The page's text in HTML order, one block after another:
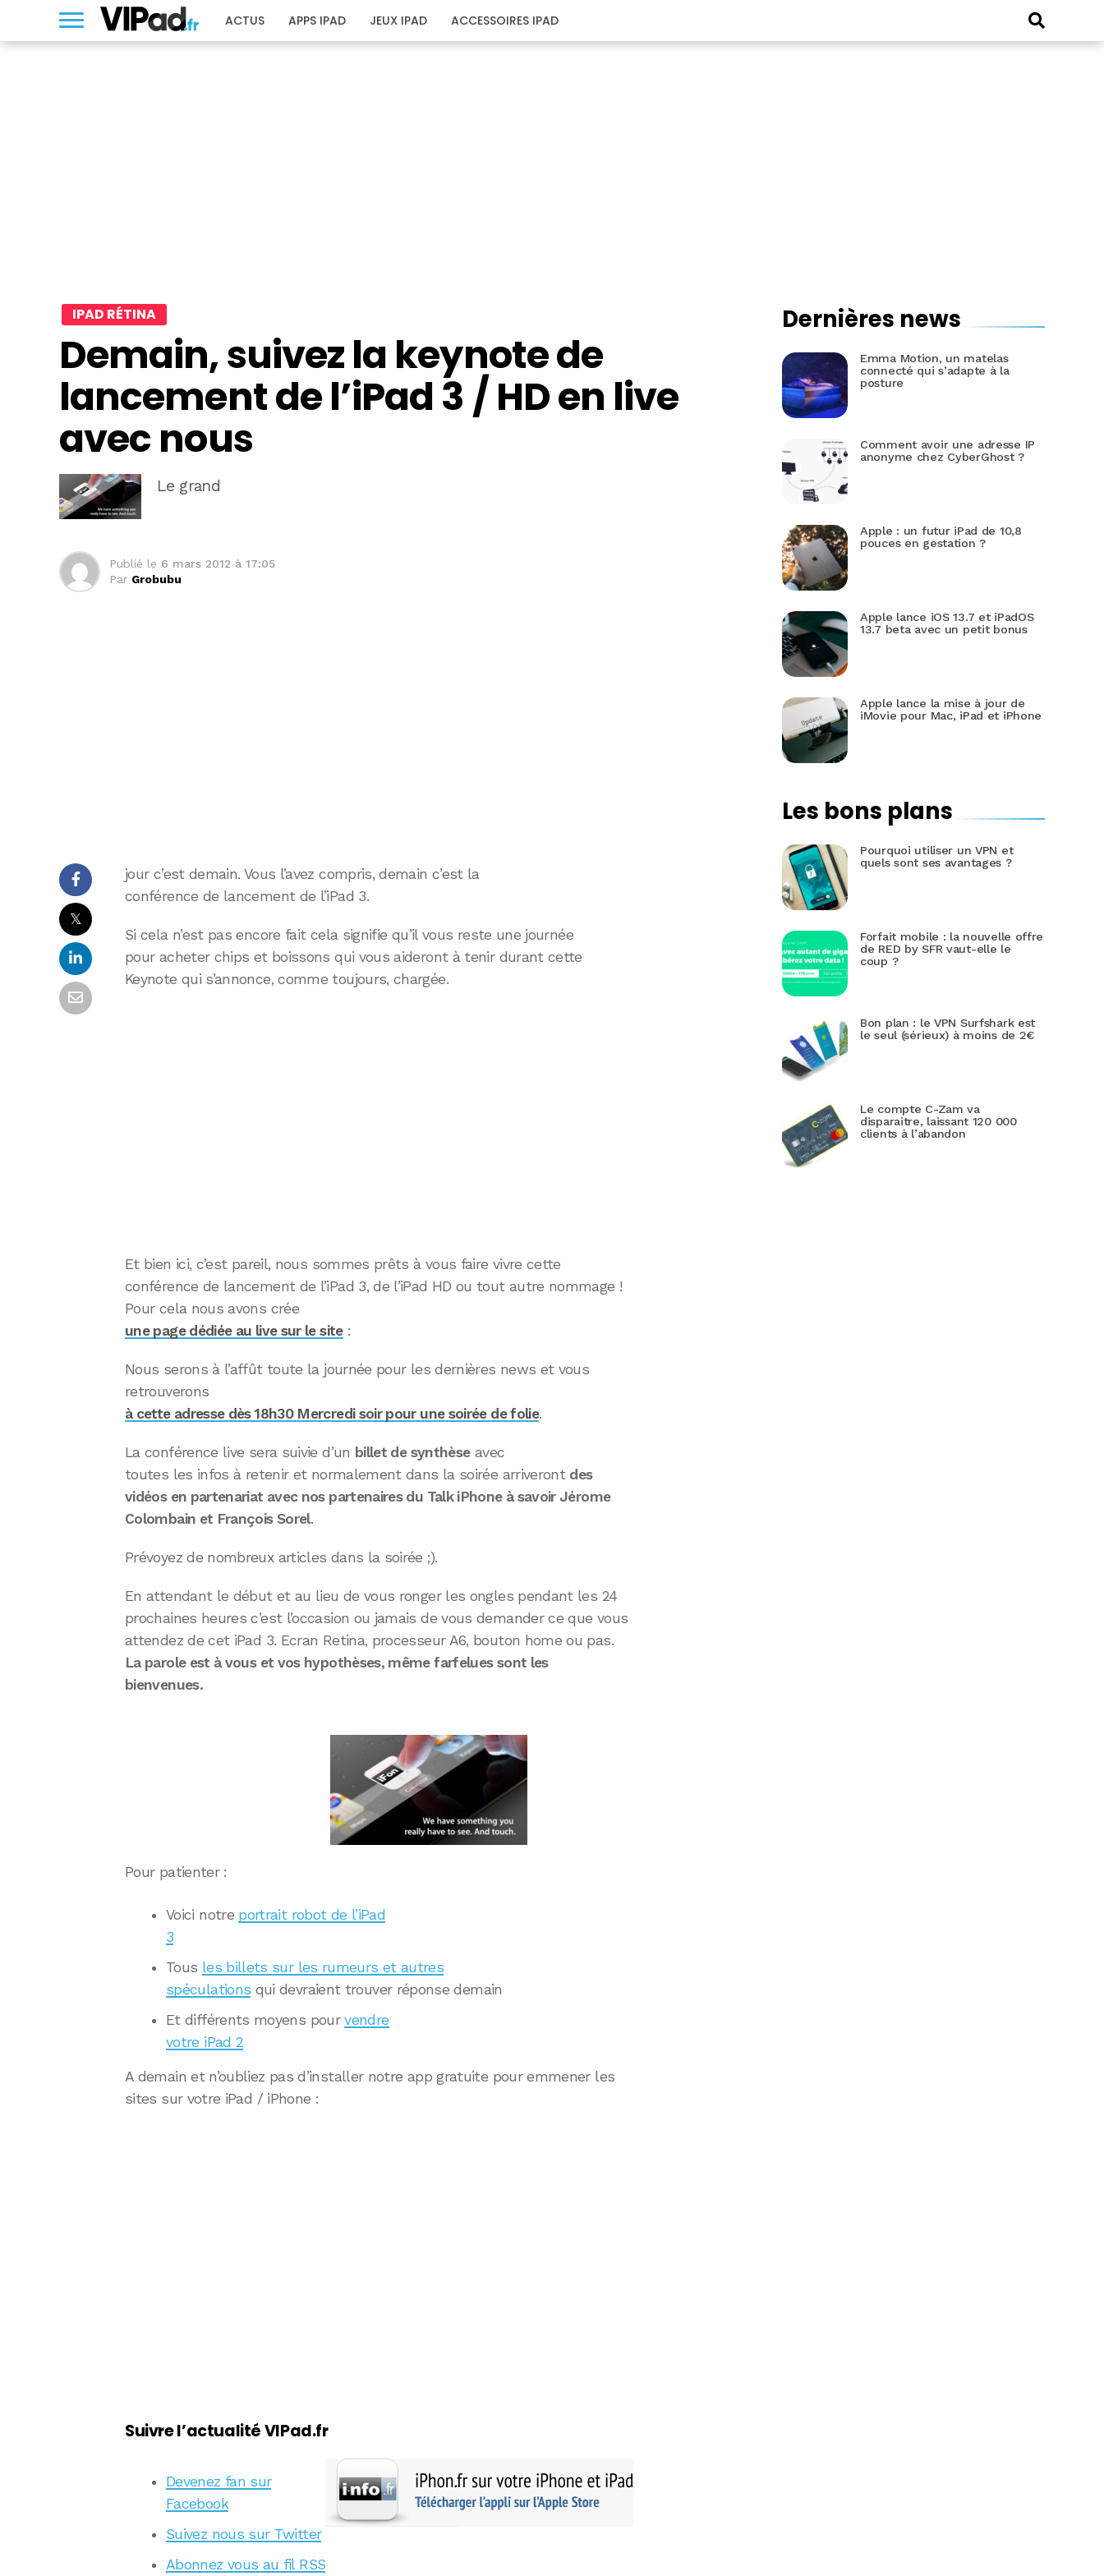
ACTUS APPS IPAD JEUX IPAD ACCESSOIRES IPAD
IPAD RÉTINA
Demain, suivez la keynote de
lancement de l’iPad 3 / HD en live
avec nous
Le grand
Publié le 6 mars 2012 à 17:05
Par Grobubu
𝕏
jour c’est demain. Vous l’avez compris, demain c’est la
conférence de lancement de l’iPad 3.
Si cela n’est pas encore fait cela signifie qu’il vous reste une journée
pour acheter chips et boissons qui vous aideront à tenir durant cette
Keynote qui s’annonce, comme toujours, chargée.
Et bien ici, c’est pareil, nous sommes prêts à vous faire vivre cette
conférence de lancement de l’iPad 3, de l’iPad HD ou tout autre nommage !
Pour cela nous avons crée
une page dédiée au live sur le site:
Nous serons à l’affût toute la journée pour les dernières news et vous
retrouverons
à cette adresse dès 18h30 Mercredi soir pour une soirée de folie.
La conférence live sera suivie d’un billet de synthèseavec
toutes les infos à retenir et normalement dans la soirée arriveront des
vidéos en partenariat avec nos partenaires du Talk iPhone à savoir Jérome
Colombain et François Sorel.
Prévoyez de nombreux articles dans la soirée ;).
En attendant le début et au lieu de vous ronger les ongles pendant les 24
prochaines heures c’est l’occasion ou jamais de vous demander ce que vous
attendez de cet iPad 3. Ecran Retina, processeur A6, bouton home ou pas.
La parole est à vous et vos hypothèses, même farfelues sont les
bienvenues.
Pour patienter :
Voici notre portrait robot de l’iPad
3
Tous les billets sur les rumeurs et autres
spéculations qui devraient trouver réponse demain
Et différents moyens pourvendre
votre iPad 2
A demain et n’oubliez pas d’installer notre app gratuite pour emmener les
sites sur votre iPad / iPhone :
Suivre l’actualité VIPad.fr
Devenez fan sur
Facebook
Suivez nous sur Twitter
Abonnez vous au fil RSS
Dernières news
Emma Motion, un matelas
connecté qui s’adapte à la
posture
Comment avoir une adresse IP
anonyme chez CyberGhost ?
Apple : un futur iPad de 10,8
pouces en gestation ?
Apple lance iOS 13.7 et iPadOS
13.7 beta avec un petit bonus
Apple lance la mise à jour de
iMovie pour Mac, iPad et iPhone
Les bons plans
Pourquoi utiliser un VPN et
quels sont ses avantages ?
Forfait mobile : la nouvelle offre
de RED by SFR vaut-elle le
coup ?
Bon plan : le VPN Surfshark est
le seul (sérieux) à moins de 2€
Le compte C-Zam va
disparaitre, laissant 120 000
clients à l’abandon